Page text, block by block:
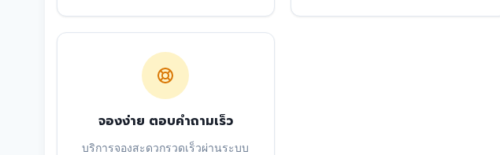
จองง่าย ตอบคำถามเร็ว
บริการจองสะดวกรวดเร็วผ่านระบบ